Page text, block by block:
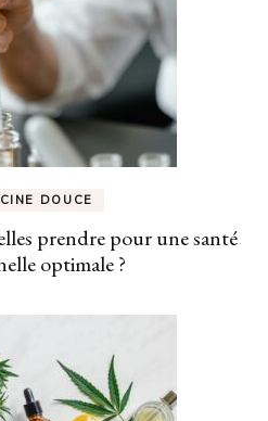
DOUCE
prendre pour une santé
optimale ?